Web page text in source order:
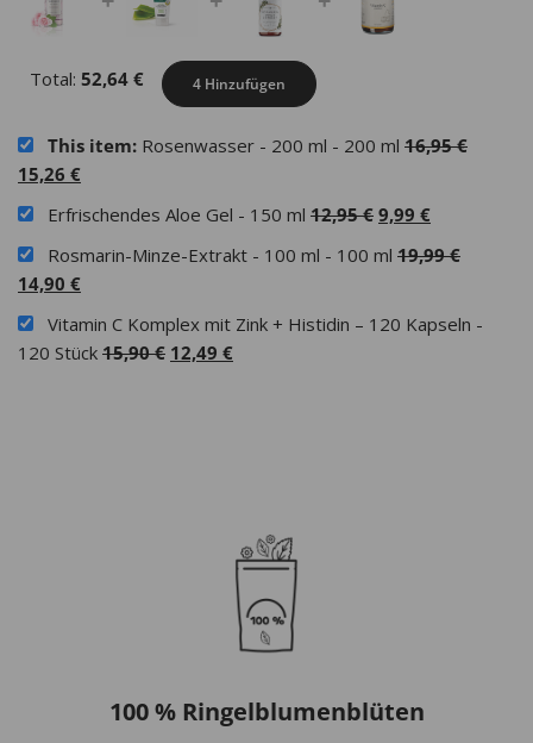
Total: 52,64 € 4 Hinzufügen
This item: Rosenwasser - 200 ml - 200 ml 16,95€
15,26 €
15,26 €.
Erfrischendes Aloe Gel - 150 ml 12,95€ Ursprünglicher
9,99 €
Rosmarin-Minze-Extrakt - 100 ml - 100 ml 19,99€
14,90 €
14,90 €.
Vitamin C Komplex mit Zink + Histidin – 120 Kapseln -
120 Stück 15,90€ Ursprünglicher
12,49 €
100 % Ringelblumenblüten